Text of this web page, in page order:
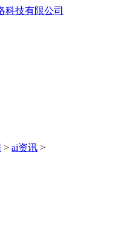
> ai资讯 >